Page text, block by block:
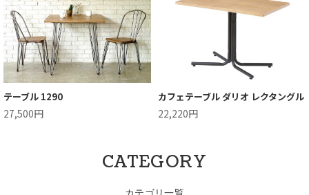
テーブル 1290
27,500円
カフェテーブル ダリオ レクタングル
22,220円
CATEGORY